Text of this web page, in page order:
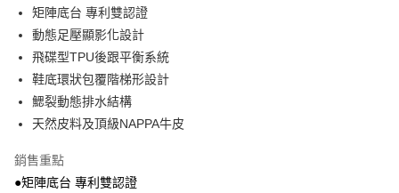
悠遊付
Google Pay
全盈+PAY
ATM付款
宅配
矩陣底台 專利雙認證
動態足壓顯影化設計
飛碟型TPU後跟平衡系統
鞋底環狀包覆階梯形設計
鰓裂動態排水結構
天然皮料及頂級NAPPA牛皮
銷售重點
●矩陣底台 專利雙認證